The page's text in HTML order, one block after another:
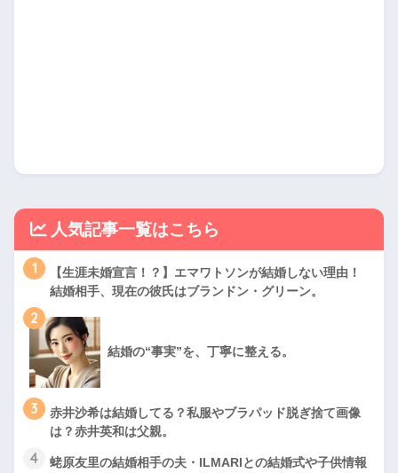
人気記事一覧はこちら
1
【生涯未婚宣言！？】エマワトソンが結婚しない理由！
結婚相手、現在の彼氏はブランドン・グリーン。
2
結婚の“事実”を、丁寧に整える。
3
赤井沙希は結婚してる？私服やブラパッド脱ぎ捨て画像
は？赤井英和は父親。
4
蛯原友里の結婚相手の夫・ILMARIとの結婚式や子供情報